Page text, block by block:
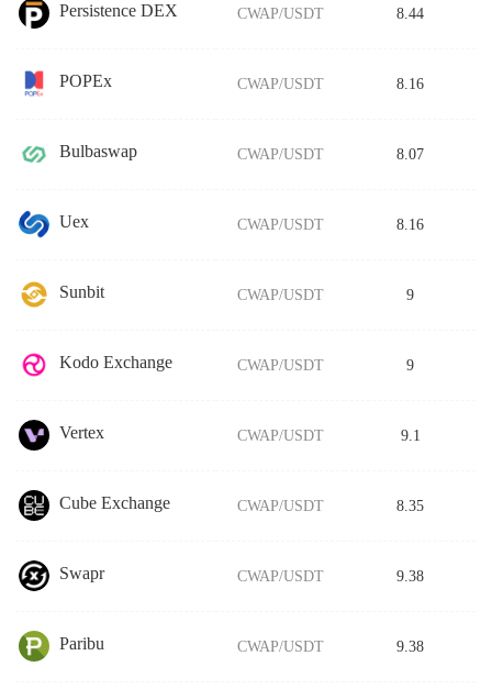
Persistence DEX CWAP/USDT 8.44
POPEx CWAP/USDT 8.16
Bulbaswap CWAP/USDT 8.07
Uex CWAP/USDT 8.16
Sunbit CWAP/USDT 9
Kodo Exchange CWAP/USDT 9
Vertex CWAP/USDT 9.1
Cube Exchange CWAP/USDT 8.35
Swapr CWAP/USDT 9.38
Paribu CWAP/USDT 9.38